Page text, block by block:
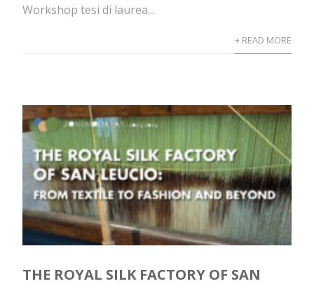
Workshop tesi di laurea...
+ READ MORE
THE ROYAL SILK FACTORY OF SAN